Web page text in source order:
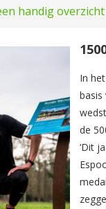
handig
In
de
‘Dit